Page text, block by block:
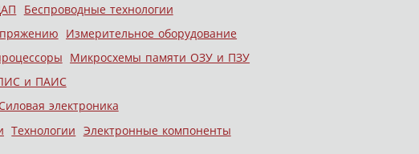
Беспроводные технологии
Измерительное оборудование
Микросхемы памяти ОЗУ и ПЗУ
и ПАИС
Силовая электроника
Технологии Электронные компоненты